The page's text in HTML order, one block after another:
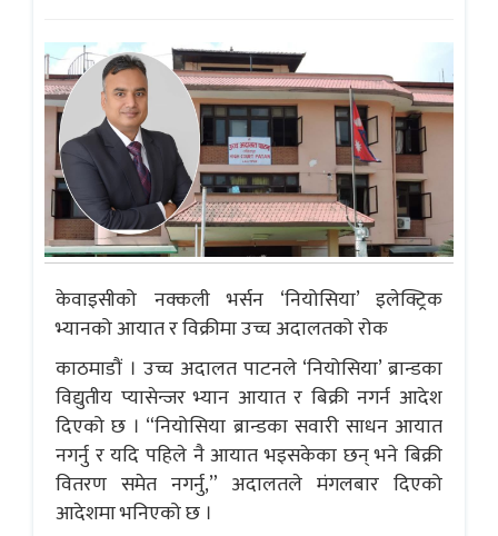
केवाइसीको नक्कली भर्सन ‘नियोसिया’ इलेक्ट्रिक
भ्यानको आयात र विक्रीमा उच्च अदालतको रोक
काठमाडौं । उच्च अदालत पाटनले ‘नियोसिया’ ब्रान्डका
विद्युतीय प्यासेन्जर भ्यान आयात र बिक्री नगर्न आदेश
दिएको छ । “नियोसिया ब्रान्डका सवारी साधन आयात
नगर्नु र यदि पहिले नै आयात भइसकेका छन् भने बिक्री
वितरण समेत नगर्नु,” अदालतले मंगलबार दिएको
आदेशमा भनिएको छ ।